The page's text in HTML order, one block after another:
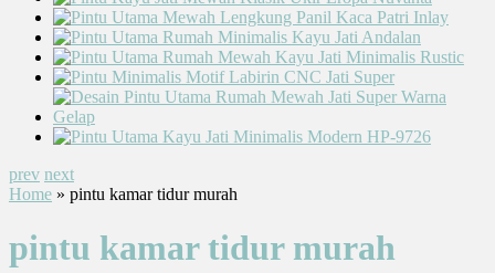
prev next
Home » pintu kamar tidur murah
pintu kamar tidur murah